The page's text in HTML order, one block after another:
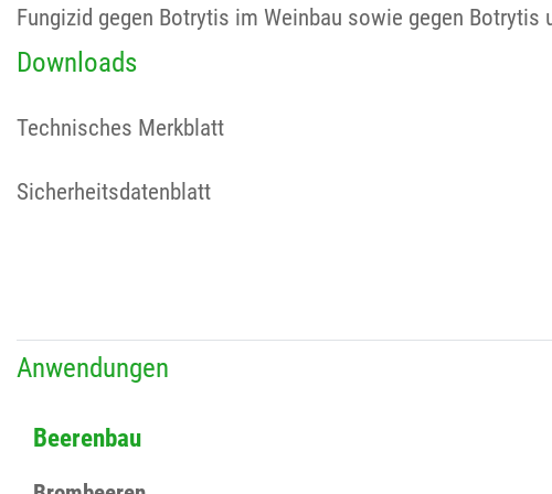
Fungizid gegen Botrytis im Weinbau sowie gegen
Downloads
Technisches Merkblatt
Sicherheitsdatenblatt
Anwendungen
Beerenbau